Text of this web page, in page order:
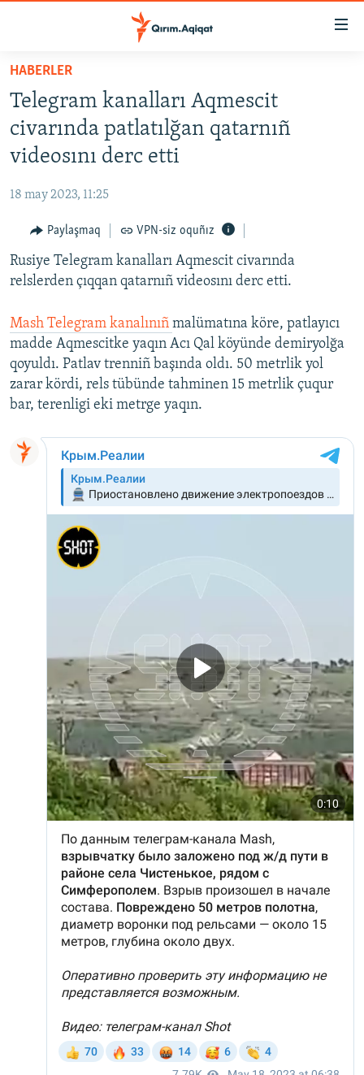
Esas
qaytmaq
Baş
navigatsiyağa
qaytmaq
Qıdıruvğa
qaytmaq
HABERLER
SİYASET
İQTİSADİYAT
MEDENİYET
İNSAN AQLARI
VİDEO
BLOGLAR
FİKİR
Русский
QOŞULIÑIZ!
RFE/RS bütün saytları
HABERLER
Telegram kanalları Aqmescit
civarında patlatılğan qatarnıñ
videosını derc etti
18 may 2023, 11:25
Paylaşmaq VPN-siz oquñız
Rusiye Telegram kanalları Aqmescit civarında
relslerden çıqqan qatarnıñ videosını derc etti.
Mash Telegram kanalınıñ malümatına köre, patlayıcı
madde Aqmescitke yaqın Acı Qal köyünde demiryolğa
qoyuldı. Patlav trenniñ başında oldı. 50 metrlik yol
zarar kördi, rels tübünde tahminen 15 metrlik çuqur
bar, terenligi eki metrge yaqın.